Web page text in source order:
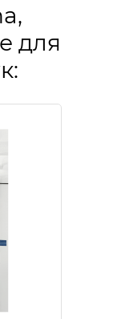
для